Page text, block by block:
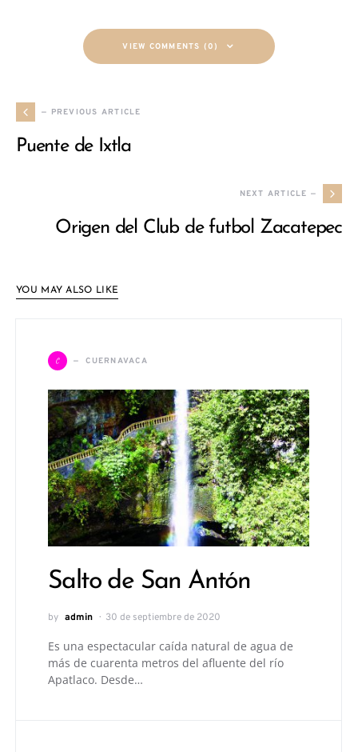
VIEW COMMENTS (0)
— PREVIOUS ARTICLE
Puente de Ixtla
NEXT ARTICLE —
Origen del Club de futbol Zacatepec
YOU MAY ALSO LIKE
C CUERNAVACA
Salto de San Antón
by admin 30 de septiembre de 2020
Es una espectacular caída natural de agua de
más de cuarenta metros del afluente del río
Apatlaco. Desde…